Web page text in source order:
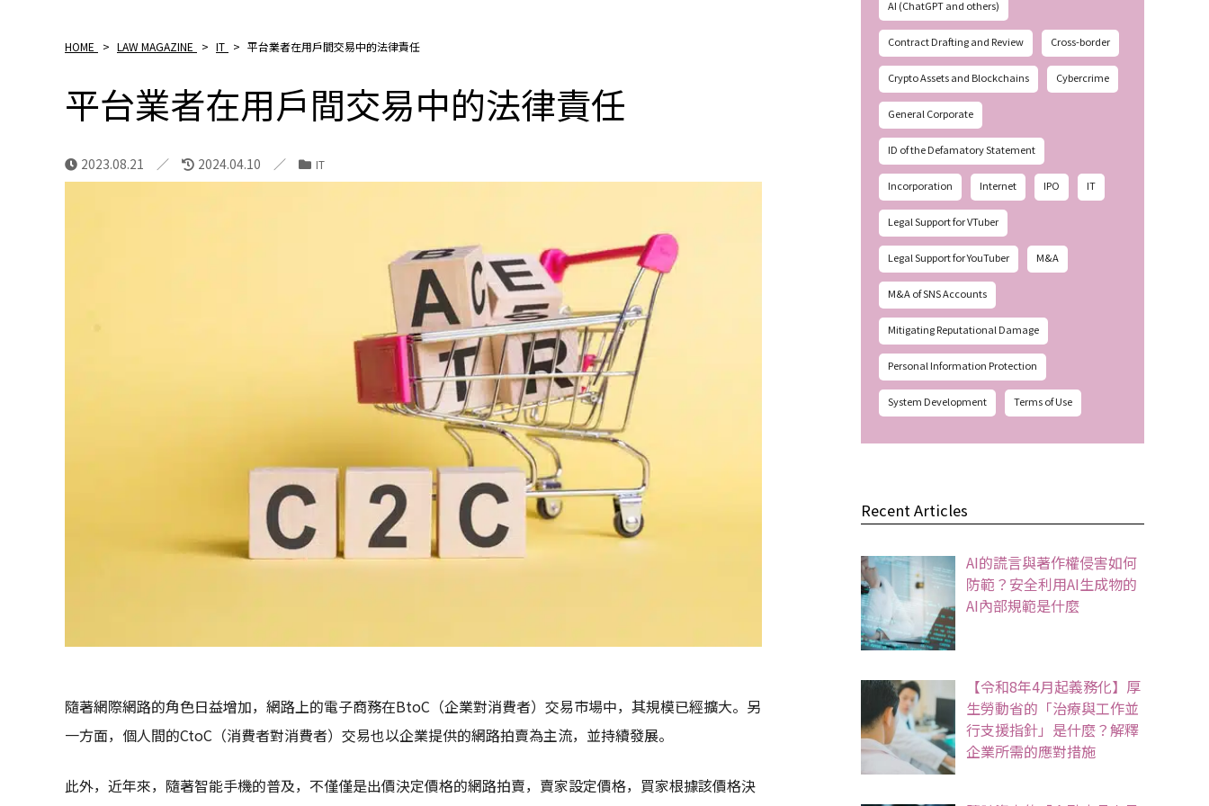
HOME > LAW MAGAZINE > IT > 平台業者在用戶間交易中的法律責任
平台業者在用戶間交易中的法律責任
2023.08.21 2024.04.10 IT
隨著網際網路的角色日益增加，網路上的電子商務在BtoC（企業對消費者）交易市場中，其規模已經擴大。另
一方面，個人間的CtoC（消費者對消費者）交易也以企業提供的網路拍賣為主流，並持續發展。
此外，近年來，隨著智能手機的普及，不僅僅是出價決定價格的網路拍賣，賣家設定價格，買家根據該價格決
AI (ChatGPT and others)
Contract Drafting and Review Cross-border
Crypto Assets and Blockchains Cybercrime
General Corporate
ID of the Defamatory Statement
Incorporation Internet IPO IT
Legal Support for VTuber
Legal Support for YouTuber M&A
M&A of SNS Accounts
Mitigating Reputational Damage
Personal Information Protection
System Development Terms of Use
Recent Articles
AI的謊言與著作權侵害如何
防範？安全利用AI生成物的
AI內部規範是什麼
【令和8年4月起義務化】厚
生勞動省的「治療與工作並
行支援指針」是什麼？解釋
企業所需的應對措施